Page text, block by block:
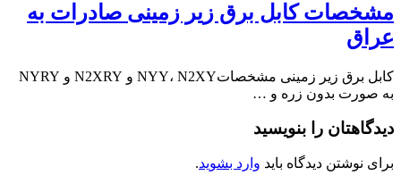
مشخصات کابل برق زیر زمینی صادرات به
عراق
کابل برق زیر زمینی مشخصاتNYY، N2XY و N2XRY و NYRY
به صورت بدون زره و …
دیدگاهتان را بنویسید
برای نوشتن دیدگاه باید وارد بشوید.